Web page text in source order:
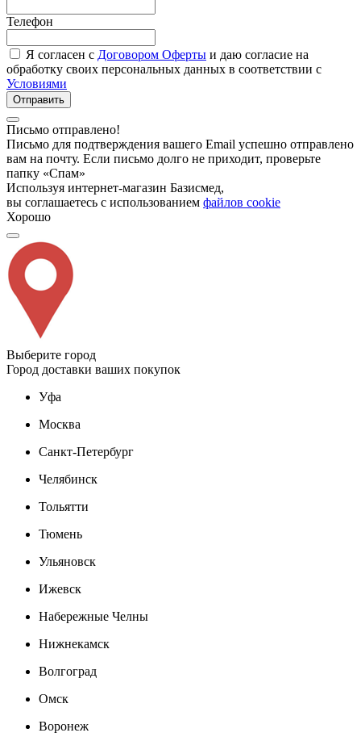
Телефон
Я согласен с Договором Оферты и даю согласие на
обработку своих персональных данных в соответствии с
Условиями
Отправить
Письмо отправлено!
Письмо для подтверждения вашего Email успешно отправлено
вам на почту. Если письмо долго не приходит, проверьте
папку «Спам»
Используя интернет-магазин Базисмед,
вы соглашаетесь с использованием файлов cookie
Хорошо
Выберите город
Город доставки ваших покупок
Уфа
Москва
Санкт-Петербург
Челябинск
Тольятти
Тюмень
Ульяновск
Ижевск
Набережные Челны
Нижнекамск
Волгоград
Омск
Воронеж